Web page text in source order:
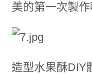
美的第一次製作
造型水果酥DIY